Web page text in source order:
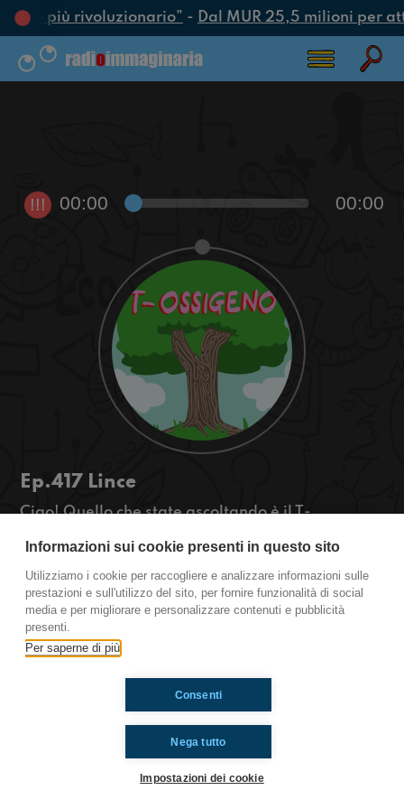
più rivoluzionario”- Dal MUR 25,5 milioni per
!!! 00:00 00:00
Ep.417 Lince
Ciao! Quello che state ascoltando è il T-
Radioimmaginaria in cui vi parlo di ambiente,
natura e animali. Oggi parleremo della lince.
https://www.radioimmaginaria.it
Ti è piaciuto? Condividilo!
Informazioni sui cookie presenti in questo sito
Utilizziamo i cookie per raccogliere e analizzare informazioni sulle
prestazioni e sull'utilizzo del sito, per fornire funzionalità di social
media e per migliorare e personalizzare contenuti e pubblicità
presenti.
Per saperne di più
Nega tutto
Consenti
Impostazioni dei cookie